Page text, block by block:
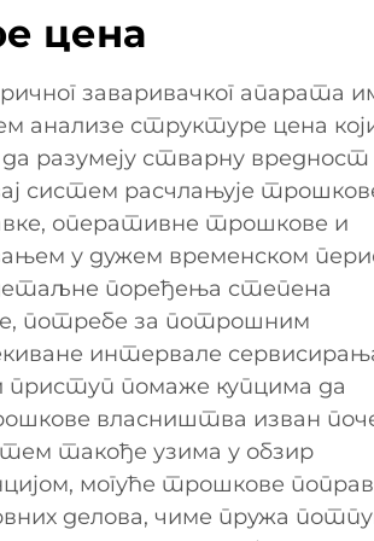
цена
заваривачког апарата
анализе структуре цена
разумеју стварну вредност
систем расчлањује
оперативне трошкове и
у дужем временском
поређења степена
потребе за потрошним
интервале
приступ помаже купцима да
власништва изван
такође узима у обзир
могуће трошкове
делова, чиме пружа